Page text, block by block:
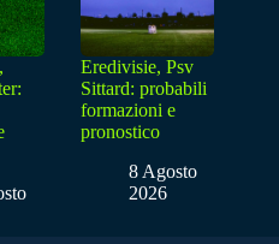
Eredivisie, Psv
Sittard: probabili
formazioni e
pronostico
8 Agosto
2026